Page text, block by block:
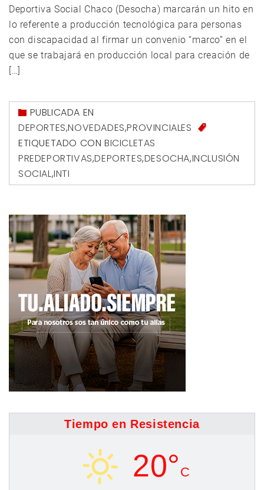
Deportiva Social Chaco (Desocha) marcarán un hito en
lo referente a producción tecnológica para personas
con discapacidad al firmar un convenio “marco” en el
que se trabajará en producción local para creación de
[…]
PUBLICADA EN
DEPORTES,NOVEDADES,PROVINCIALES
ETIQUETADO CON BICICLETAS
PREDEPORTIVAS,DEPORTES,DESOCHA,INCLUSIÓN
SOCIAL,INTI
Tiempo en Resistencia
20° C